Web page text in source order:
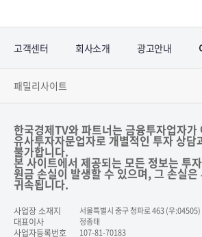
고객센터 회사소개 광고안내
패밀리사이트
한국경제TV와 파트너는 금융투자업자가
유사투자자문업자로 개별적인 투자 상담
불가합니다.
본 사이트에서 제공되는 모든 정보는 투
원금 손실이 발생할 수 있으며, 그 손실은
귀속됩니다.
사업장 소재지 서울특별시 중구 청파로 463 (우
대표이사 정종태
사업자등록번호 107-81-70183